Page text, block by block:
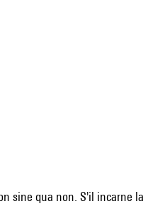
sine qua non. S'il incarne la